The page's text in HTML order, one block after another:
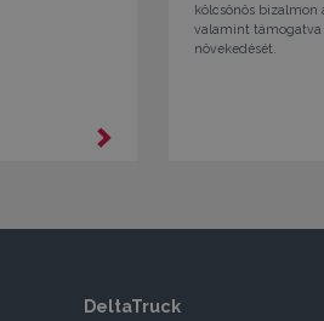
kölcsönös
valamint támogatva
növekedését.
DeltaTruck